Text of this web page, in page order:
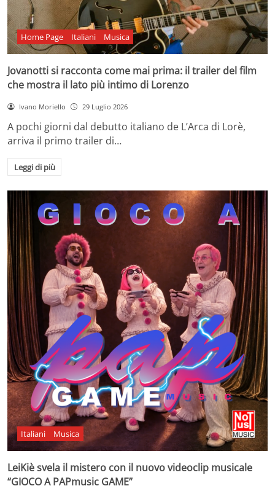
Home Page Italiani Musica
Jovanotti si racconta come mai prima: il trailer del film
che mostra il lato più intimo di Lorenzo
Ivano Moriello 29 Luglio 2026
A pochi giorni dal debutto italiano de L’Arca di Lorè,
arriva il primo trailer di…
Leggi di più
Italiani Musica
LeiKiè svela il mistero con il nuovo videoclip musicale
“GIOCO A PAPmusic GAME”